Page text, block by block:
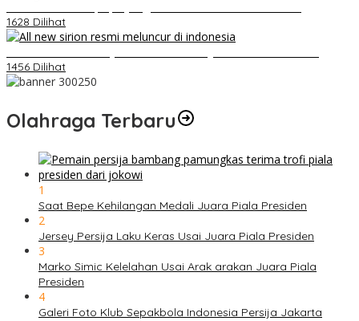
1628 Dilihat
1456 Dilihat
Olahraga Terbaru
1
Saat Bepe Kehilangan Medali Juara Piala Presiden
2
Jersey Persija Laku Keras Usai Juara Piala Presiden
3
Marko Simic Kelelahan Usai Arak arakan Juara Piala
Presiden
4
Galeri Foto Klub Sepakbola Indonesia Persija Jakarta